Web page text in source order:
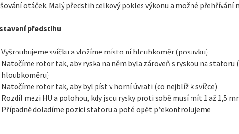
otáček. Malý předstih celkový pokles výkonu a možné přehřívání
předstihu
Vyšroubujeme svíčku a vložíme místo ní hloubkoměr (posuvku)
Natočíme rotor tak, aby ryska na něm byla zároveň s ryskou na statoru
hloubkoměru)
Natočíme rotor tak, aby byl píst v horní úvrati (co nejblíž k svíčce)
Rozdíl mezi HU a polohou, kdy jsou rysky proti sobě musí mít 1 až 1,5
Případně doladíme pozici statoru a poté opět překontrolujeme